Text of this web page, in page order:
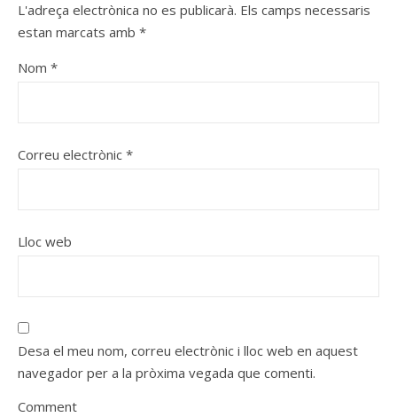
L'adreça electrònica no es publicarà. Els camps necessaris
estan marcats amb *
Nom *
Correu electrònic *
Lloc web
Desa el meu nom, correu electrònic i lloc web en aquest
navegador per a la pròxima vegada que comenti.
Comment